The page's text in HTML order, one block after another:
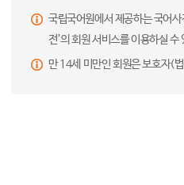
국립국어원에서 제공하는 국어
전’의 회원 서비스를 이용하실 수
만 14세 미만인 회원은 보호자(